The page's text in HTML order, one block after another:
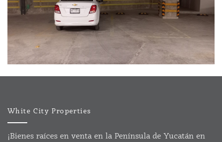
White City Properties
¡Bienes raíces en venta en la Península de Yucatán en